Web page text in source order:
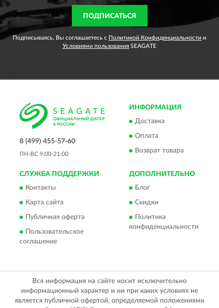
ПОДПИСАТЬСЯ
Подписываясь, Вы соглашаетесь с Политикой Конфиденциальности и
Условиями пользования SEAGATE
8 (499) 455-57-60
ПН-ВС 9:00-21:00
ИНФОРМАЦИЯ
Доставка
Оплата
Возврат товара
СЛУЖБА ПОДДЕРЖКИ
Контакты
Карта сайта
Публичная оферта
Пользовательское
соглашение
ДОПОЛНИТЕЛЬНО
Блог
Скидки
Политика
конфиденциальности
Вся информация на сайте носит исключительно
информационный характер и ни при каких условиях не
является публичной офертой, определяемой положениями